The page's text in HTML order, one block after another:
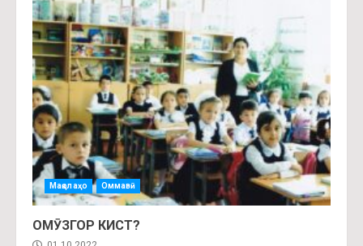
Мақолаҳо Оммавӣ
ОМӮЗГОР КИСТ?